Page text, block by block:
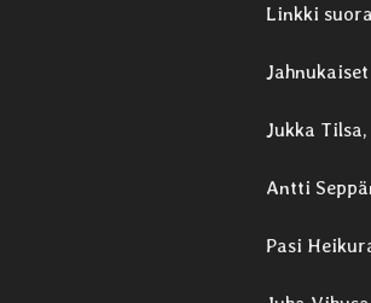
Linkki
Jukka
Antti
Pasi